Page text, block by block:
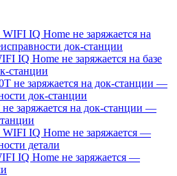
IQ Home не заряжается на базе
станции
заряжается на док-станции —
IQ Home не заряжается —